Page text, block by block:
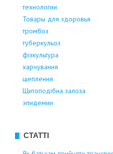
технологии
Товары для здоровья
тромбоз
туберкульоз
фізкультура
харчування
щеплення
Щитоподібна залоза
эпидемии
СТАТТІ